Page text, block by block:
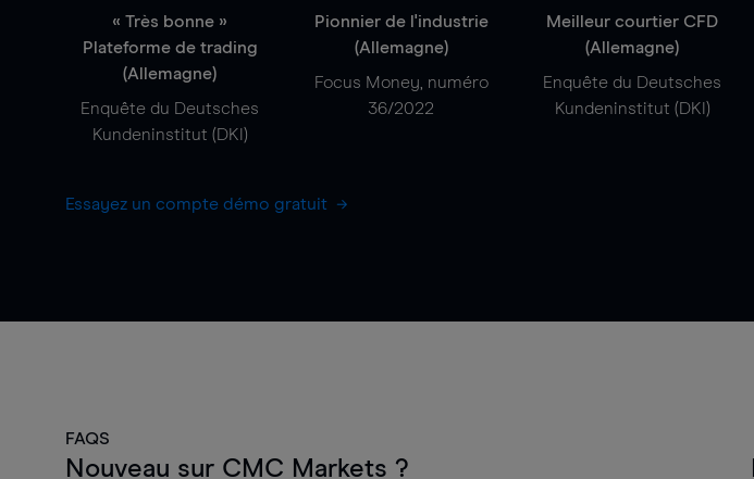
« Très bonne »
Plateforme de trading
(Allemagne)
Enquête du Deutsches
Kundeninstitut (DKI)
Pionnier de l'industrie
(Allemagne)
Focus Money, numéro
36/2022
Meilleur courtier CFD
(Allemagne)
Enquête du Deutsches
Kundeninstitut (DKI)
Essayez un compte démo gratuit
FAQS
Nouveau sur CMC Markets ?